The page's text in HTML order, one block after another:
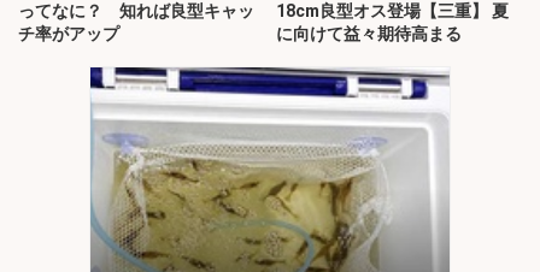
ってなに？ 知れば良型キャッ
チ率がアップ
18cm良型オス登場【三重】 夏
に向けて益々期待高まる